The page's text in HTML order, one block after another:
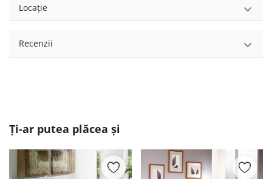
Locație
Recenzii
Ți-ar putea plăcea și